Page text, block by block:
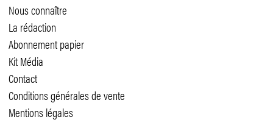
Nous connaître
La rédaction
Abonnement papier
Kit Média
Contact
Conditions générales de vente
Mentions légales